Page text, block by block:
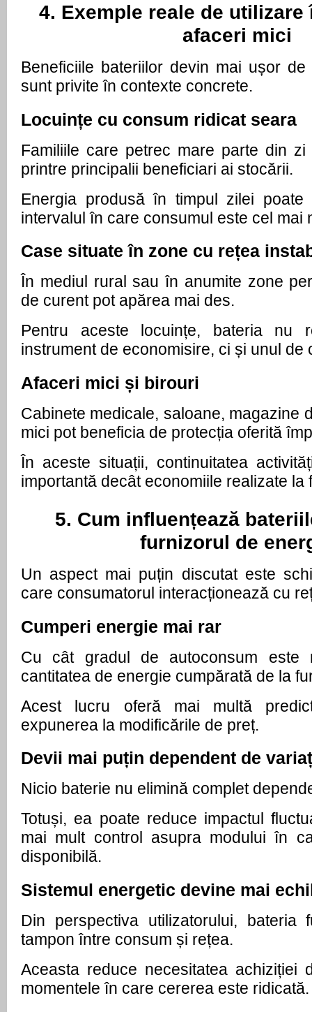
4. Exemple reale de
afaceri mici
Beneficiile bateriilor devin mai ușor
sunt privite în contexte concrete.
Locuințe cu consum ridicat seara
Familiile care petrec mare parte din
printre principalii beneficiari ai stocării.
Energia produsă în timpul zilei
intervalul în care consumul este cel mai
Case situate în zone cu rețea
În mediul rural sau în anumite zone
de curent pot apărea mai des.
Pentru aceste locuințe, bateria nu
instrument de economisire, ci și unul de
Afaceri mici și birouri
Cabinete medicale, saloane, magazine
mici pot beneficia de protecția oferită
În aceste situații, continuitatea
importantă decât economiile realizate la
5. Cum influențează
furnizorul de
Un aspect mai puțin discutat este
care consumatorul interacționează cu
Cumperi energie mai rar
Cu cât gradul de autoconsum este
cantitatea de energie cumpărată de la
Acest lucru oferă mai multă
expunerea la modificările de preț.
Devii mai puțin dependent de
Nicio baterie nu elimină complet
Totuși, ea poate reduce impactul
mai mult control asupra modului în
disponibilă.
Sistemul energetic devine mai
Din perspectiva utilizatorului, bateria
tampon între consum și rețea.
Aceasta reduce necesitatea achiziției
momentele în care cererea este ridicată.